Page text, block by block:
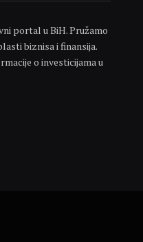
portal u BiH. Pružamo
biznisa i finansija.
o investicijama u